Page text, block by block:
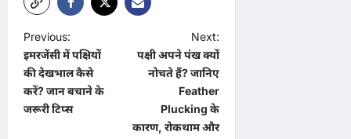
P
o
s
t
Previous:
इमरजेंसी में पक्षियों
की देखभाल कैसे
करें? जान बचाने के
जरूरी टिप्स
Next:
पक्षी अपने पंख क्यों
नोचते हैं? जानिए
Feather
Plucking के
कारण, रोकथाम और